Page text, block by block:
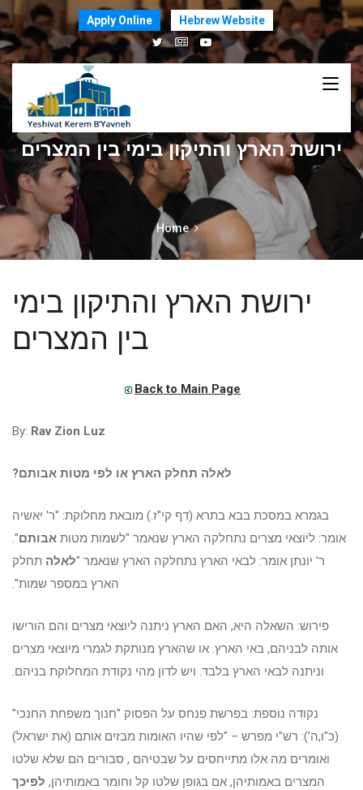
Apply Online Hebrew Website
ירושת הארץ והתיקון בימי בין המצרים
Home
ירושת הארץ והתיקון בימי
בין המצרים
Back to Main Page
By: Rav Zion Luz
לאלה תחלק הארץ או לפי מטות אבותם?
בגמרא במסכת בבא בתרא (דף קי"ז.) מובאת מחלוקת: "ר' יאשיה
אומר: ליוצאי מצרים נתחלקה הארץ שנאמר "לשמות מטות אבותם".
ר' יונתן אומר: לבאי הארץ נתחלקה הארץ שנאמר "לאלה תחלק
הארץ במספר שמות".
פירוש: השאלה היא, האם הארץ ניתנה ליוצאי מצרים והם הורישו
אותה לבניהם, באי הארץ. או שהארץ מנותקת לגמרי מיוצאי מצרים
וניתנה לבאי הארץ בלבד. ויש לדון מהי נקודת המחלוקת בניהם.
נקודה נוספת: בפרשת פנחס על הפסוק "חנוך משפחת החנכי"
(כ"ו,ה'): רש"י מפרש – "לפי שהיו האומות מבזים אותם (את ישראל)
ואומרים מה אלו מתייחסים על שבטיהם , סבורים הם שלא שלטו
המצרים באמותיהן, אם בגופן שלטו קל וחומר באמותיהן, לפיכך